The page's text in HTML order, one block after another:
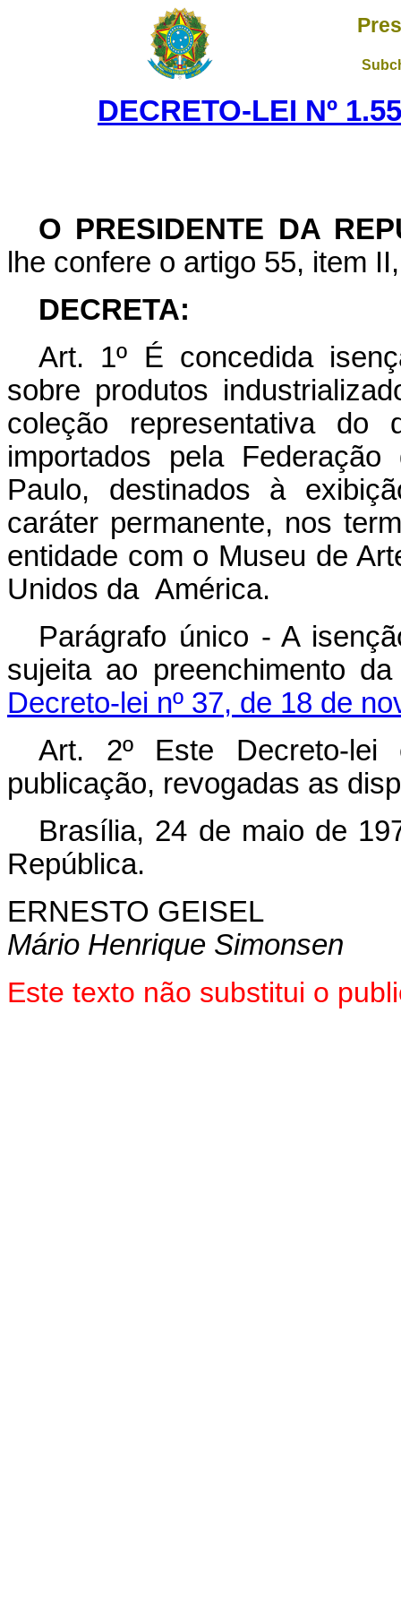
DECRETO-LEI Nº
O PRESIDENTE DA
lhe confere o artigo 55, item
DECRETA:
Art. 1º É concedida
sobre produtos
coleção representativa do
importados pela
Paulo, destinados à
caráter permanente, nos
entidade com o Museu de
Unidos da América.
Parágrafo único - A
sujeita ao preenchimento
Decreto-lei nº 37, de 18 de
Art. 2º Este Decreto-
publicação, revogadas as
Brasília, 24 de maio de
República.
ERNESTO GEISEL
Mário Henrique Simonsen
Este texto não substitui o